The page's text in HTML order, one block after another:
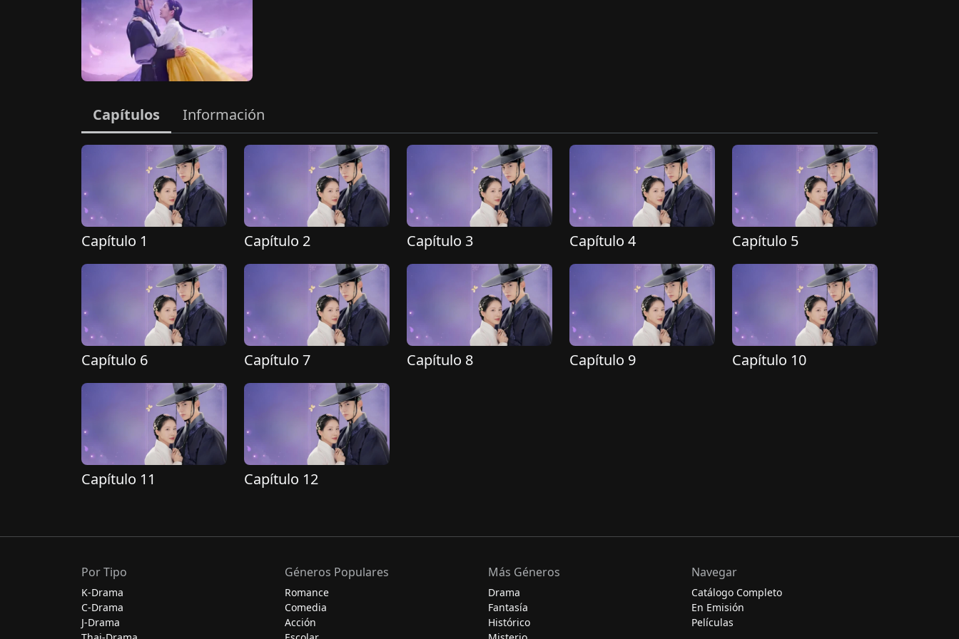
Capítulos Información
Capítulo 1 Capítulo 2 Capítulo 3 Capítulo 4 Capítulo 5
Capítulo 6 Capítulo 7 Capítulo 8 Capítulo 9 Capítulo 10
Capítulo 11 Capítulo 12
Por Tipo
K-Drama
C-Drama
J-Drama
Géneros Populares
Romance
Comedia
Acción
Más Géneros
Drama
Fantasía
Histórico
Navegar
Catálogo Completo
En Emisión
Películas